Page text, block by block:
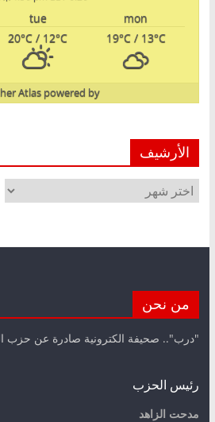
mon
tue
19°C/ 13°C
20°C / 12°C
powered by
Atlas
الأرشيف
الأرشيف
من نحن
"درب".. صحيفة الكترونية صادرة عن حزب
رئيس الحزب
مدحت الزاهد